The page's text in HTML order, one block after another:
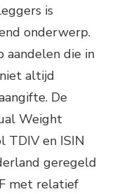
is
onderwerp.
aandelen die in
altijd
De
Weight
TDIV en ISIN
geregeld
met relatief